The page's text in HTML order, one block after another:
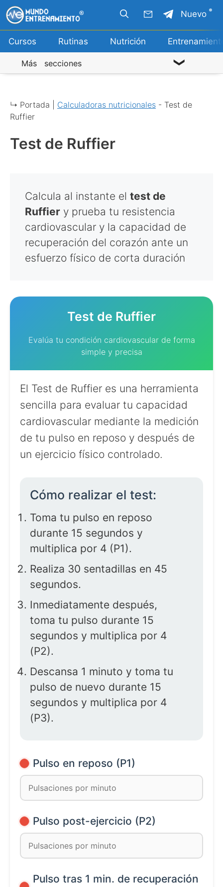
Saltar
al
contenido
Cursos Rutinas Nutrición
Nuevo
Más secciones
↳ Portada | Calculadoras nutricionales - Test de
Ruffier
Test de Ruffier
Calcula al instante el test de
Ruffier y prueba tu resistencia
cardiovascular y la capacidad de
recuperación del corazón ante un
esfuerzo físico de corta duración
Test de Ruffier
Evalúa tu condición cardiovascular de forma
simple y precisa
El Test de Ruffier es una herramienta
sencilla para evaluar tu capacidad
cardiovascular mediante la medición
de tu pulso en reposo y después de
un ejercicio físico controlado.
Cómo realizar el test:
Toma tu pulso en reposo
durante 15 segundos y
multiplica por 4 (P1).
Realiza 30 sentadillas en 45
segundos.
Inmediatamente después,
toma tu pulso durante 15
segundos y multiplica por 4
(P2).
Descansa 1 minuto y toma tu
pulso de nuevo durante 15
segundos y multiplica por 4
(P3).
Pulso en reposo (P1)
Pulso post-ejercicio (P2)
Pulso tras 1 min. de recuperación